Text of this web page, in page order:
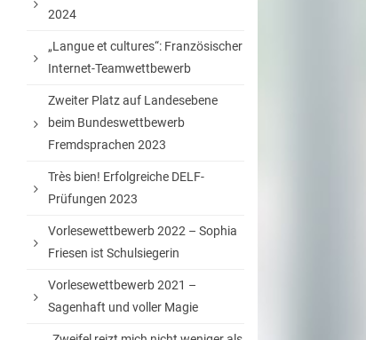
2024
„Langue et cultures“: Französischer
Internet-Teamwettbewerb
Zweiter Platz auf Landesebene
beim Bundeswettbewerb
Fremdsprachen 2023
Très bien! Erfolgreiche DELF-
Prüfungen 2023
Vorlesewettbewerb 2022 – Sophia
Friesen ist Schulsiegerin
Vorlesewettbewerb 2021 –
Sagenhaft und voller Magie